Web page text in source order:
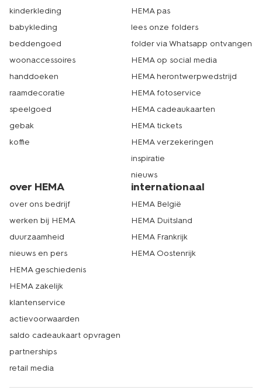
kinderkleding
babykleding
beddengoed
woonaccessoires
handdoeken
raamdecoratie
speelgoed
gebak
koffie
HEMA pas
lees onze folders
folder via Whatsapp ontvangen
HEMA op social media
HEMA herontwerpwedstrijd
HEMA fotoservice
HEMA cadeaukaarten
HEMA tickets
HEMA verzekeringen
inspiratie
nieuws
over HEMA
over ons bedrijf
werken bij HEMA
duurzaamheid
nieuws en pers
HEMA geschiedenis
HEMA zakelijk
klantenservice
actievoorwaarden
saldo cadeaukaart opvragen
partnerships
retail media
internationaal
HEMA België
HEMA Duitsland
HEMA Frankrijk
HEMA Oostenrijk